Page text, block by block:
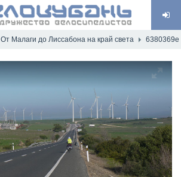
От Малаги до Лиссабона на край света 6380369e